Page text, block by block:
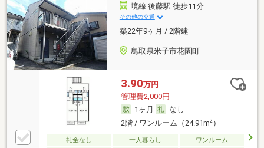
境線 後藤駅 徒歩11分
その他の交通
築22年9ヶ月 / 2階建
鳥取県米子市花園町
3.90万円
管理費2,000円
1ヶ月
なし
2階 / ワンルーム（24.91m2）
礼金なし 一人暮らし
ワンルーム